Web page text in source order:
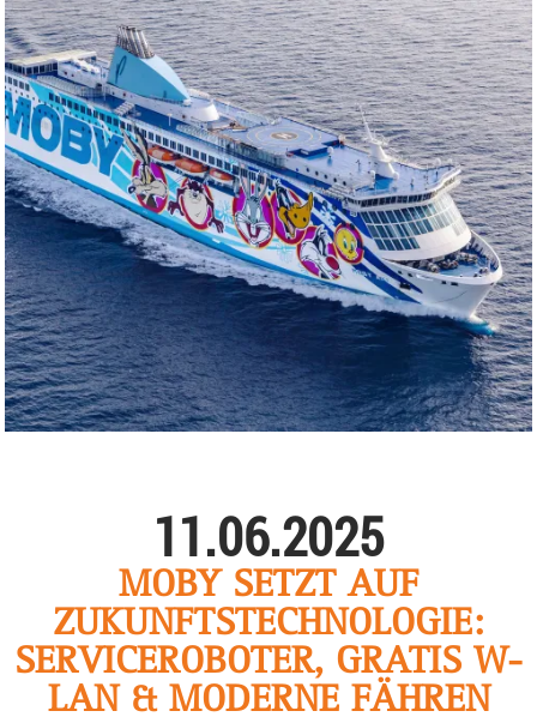
11.06.2025
MOBY SETZT AUF
ZUKUNFTSTECHNOLOGIE:
SERVICEROBOTER, GRATIS W-
LAN & MODERNE FÄHREN